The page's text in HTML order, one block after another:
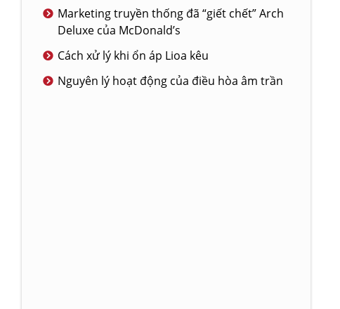
Marketing truyền thống đã “giết chết” Arch
Deluxe của McDonald’s
Cách xử lý khi ổn áp Lioa kêu
Nguyên lý hoạt động của điều hòa âm trần